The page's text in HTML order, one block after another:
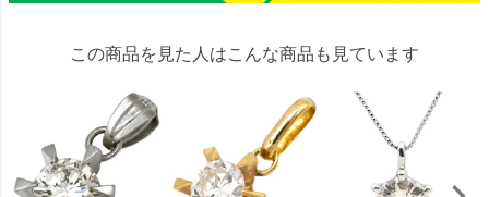
この商品を見た人はこんな商品も見ています